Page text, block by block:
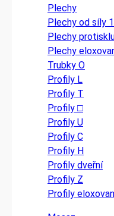
Plechy
Plechy od síly
Plechy
Plechy
Trubky O
Profily L
Profily T
Profily □
Profily U
Profily C
Profily H
Profily dveřní
Profily Z
Profily